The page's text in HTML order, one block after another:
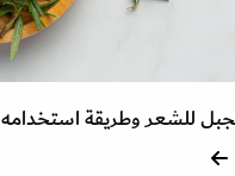
للشعر وطريقة استخدامه